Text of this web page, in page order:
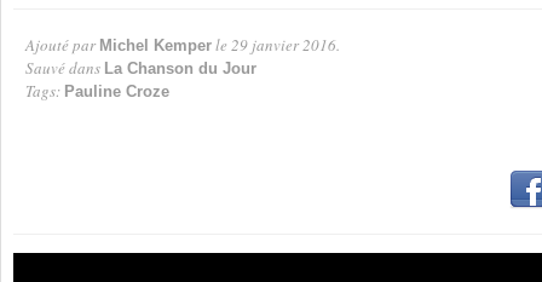
Ajouté par Michel Kemper le 29 janvier 2016.
Sauvé dans La Chanson du Jour
Tags: Pauline Croze